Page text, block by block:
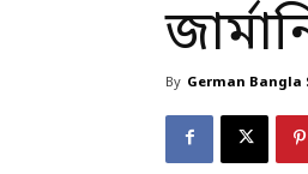
By German Bangla